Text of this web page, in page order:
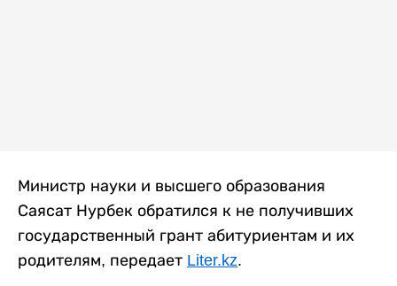
Министр науки и высшего образования
Саясат Нурбек обратился к не получивших
государственный грант абитуриентам и их
родителям, передает Liter.kz.